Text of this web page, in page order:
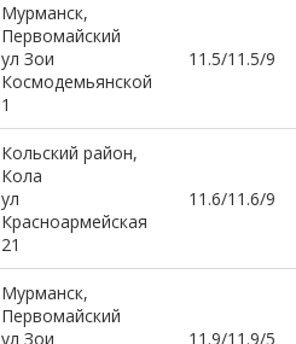
Мурманск,
Первомайский
ул Зои
Космодемьянской
1
11.5/11.5/9
Кольский район,
Кола
ул
Красноармейская
21
11.6/11.6/9
Мурманск,
Первомайский
ул Зои
11.9/11.9/5